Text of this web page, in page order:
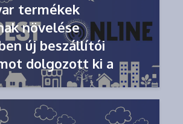
termékek
növelése
új beszállítói
dolgozott ki a